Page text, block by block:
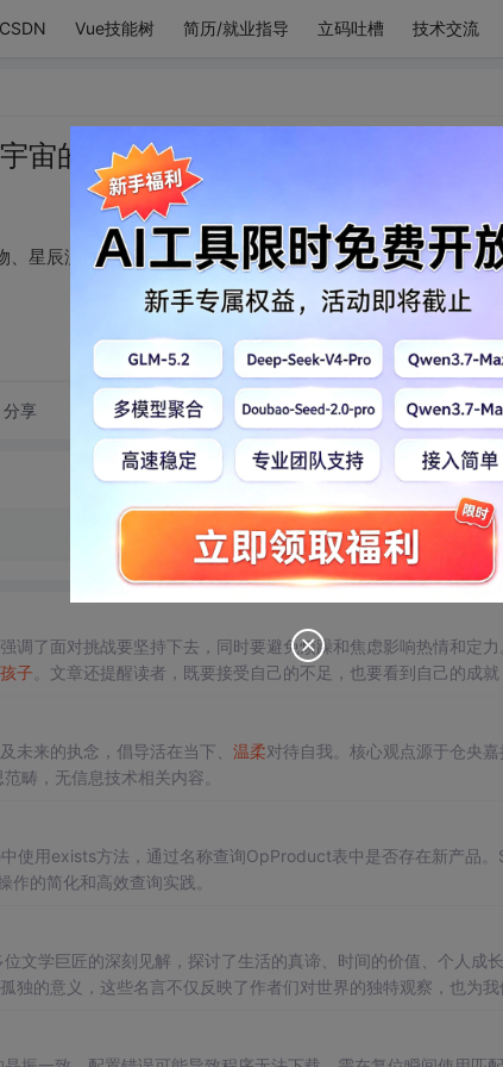
Vue技能树 简历/就业指导 立码吐槽 技术交流
宙的孩子，与植物、星辰没什么两样。
、星辰没什么两样。
分享 转发到动态 举报
调了面对挑战要坚持下去，同时要避免烦躁和焦虑影响热情和定力
孩子 。文章还提醒读者，既要接受自己的不足，也要看到自己的成就
未来的执念，倡导活在当下、 温柔对待自我。核心观点源于仓央
畴，无信息技术相关内容。
使用exists方法，通过名称查询OpProduct表中是否存在新产品
的简化和高效查询实践。
文学巨匠的深刻见解，探讨了生活的真谛、时间的价值、个人成
独的意义，这些名言不仅反映了作者们对世界的独特观察，也为我